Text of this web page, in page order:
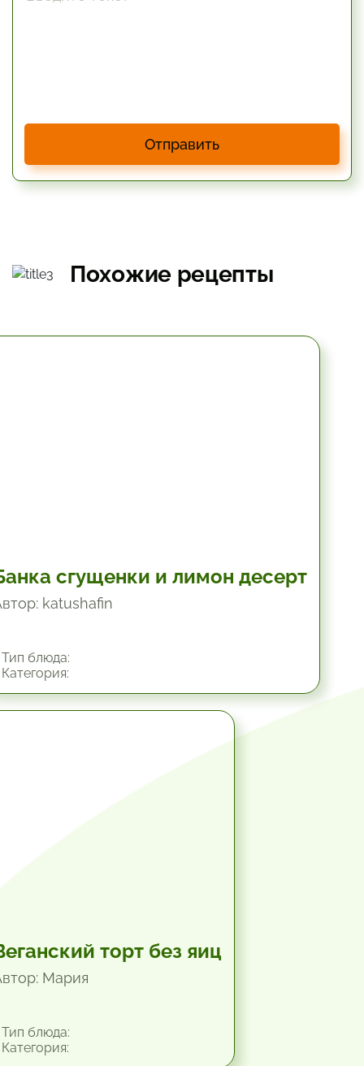
Отправить
Похожие рецепты
сгущенки и лимон десерт
katushafin
блюда:
торт без яиц
Мария
блюда: